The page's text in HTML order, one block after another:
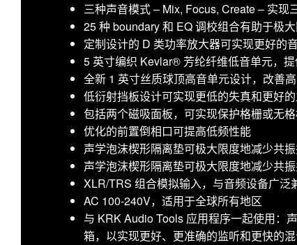
三种声音模式 – Mix, Focus, Create – 实现
25 种 boundary 和 EQ 调校组合有助于极
定制设计的 D 类功率放大器可实现更好的
5 英寸编织 Kevlar® 芳纶纤维低音单元，
全新 1 英寸丝质球顶高音单元设计，改善
低衍射挡板设计可实现更低的失真和更好
包括两个磁吸面板，可实现保护格栅或无
优化的前置倒相口可提高低频性能
声学泡沫楔形隔离垫可极大限度地减少共
声学泡沫楔形隔离垫可极大限度地减少共
XLR/TRS 组合模拟输入，与音频设备广泛
AC 100-240V，适用于全球所有地区
与 KRK Audio Tools 应用程序一起使用：
箱，以实现更好、更准确的监听和更快的